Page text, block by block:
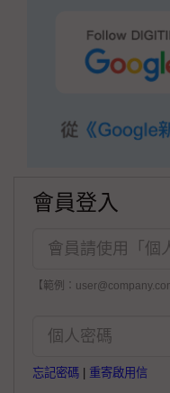
會員登入
【範例：
忘記密碼 重寄啟用信